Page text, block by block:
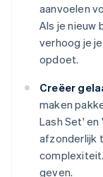
aanvoelen
Als je nieuw
verhoog je
opdoet.
Creëer
maken
Lash Set' en
afzonderlijk
geven.